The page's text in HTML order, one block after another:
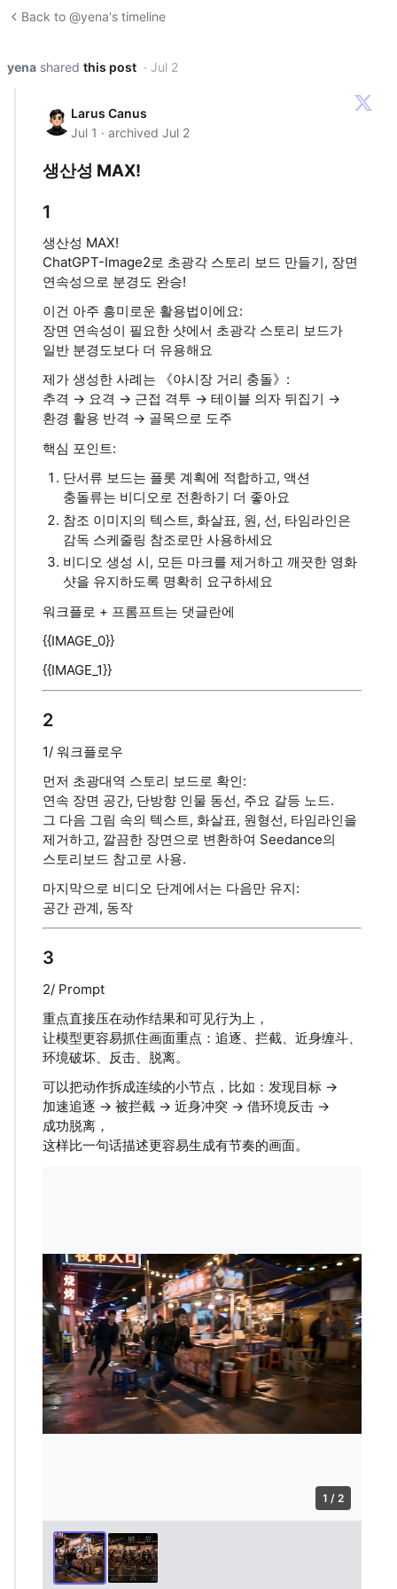
Back to @yena's timeline
yena shared this post · Jul 2
Larus Canus
Jul 1 · archived Jul 2
생산성 MAX!
1
생산성 MAX!
ChatGPT-Image2로 초광각 스토리 보드 만들기, 장면
연속성으로 분경도 완승!
이건 아주 흥미로운 활용법이에요:
장면 연속성이 필요한 샷에서 초광각 스토리 보드가
일반 분경도보다 더 유용해요
제가 생성한 사례는 《야시장 거리 충돌》:
추격 → 요격 → 근접 격투 → 테이블 의자 뒤집기 →
환경 활용 반격 → 골목으로 도주
핵심 포인트:
단서류 보드는 플롯 계획에 적합하고, 액션
충돌류는 비디오로 전환하기 더 좋아요
참조 이미지의 텍스트, 화살표, 원, 선, 타임라인은
감독 스케줄링 참조로만 사용하세요
비디오 생성 시, 모든 마크를 제거하고 깨끗한 영화
샷을 유지하도록 명확히 요구하세요
워크플로 + 프롬프트는 댓글란에
{{IMAGE_0}}
{{IMAGE_1}}
2
1/ 워크플로우
먼저 초광대역 스토리 보드로 확인:
연속 장면 공간, 단방향 인물 동선, 주요 갈등 노드.
그 다음 그림 속의 텍스트, 화살표, 원형선, 타임라인을
제거하고, 깔끔한 장면으로 변환하여 Seedance의
스토리보드 참고로 사용.
마지막으로 비디오 단계에서는 다음만 유지:
공간 관계, 동작
3
2/ Prompt
重点直接压在动作结果和可见行为上，
让模型更容易抓住画面重点：追逐、拦截、近身缠斗、
环境破坏、反击、脱离。
可以把动作拆成连续的小节点，比如：发现目标 →
加速追逐 → 被拦截 → 近身冲突 → 借环境反击 →
成功脱离，
这样比一句话描述更容易生成有节奏的画面。
1 / 2